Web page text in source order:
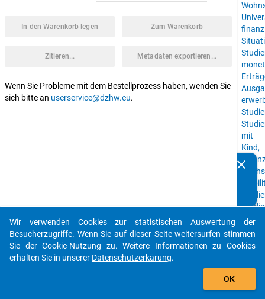
In den Warenkorb legen Zum Warenkorb
Zitieren... Metadaten exportieren...
Wenn Sie Probleme mit dem Bestellprozess haben, wenden Sie
sich bitte an userservice@dzhw.eu.
mit
Kind,
clear
auto_stories
add_shopping_cart
Wir verwenden Cookies zur statistischen Auswertung der
Besucherzugriffe. Wenn Sie auf dieser Seite weitersurfen stimmen
Sie der Cookie-Nutzung zu. Weitere Informationen zu Cookies
erhalten Sie in unserer Datenschutzerkärung.
OK